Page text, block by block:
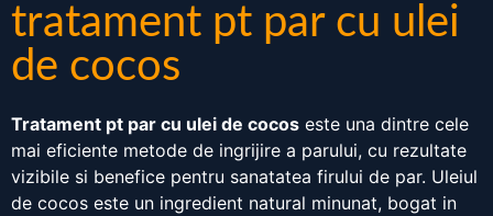
tratament pt par cu ulei
de cocos
Tratament pt par cu ulei de cocos este una dintre cele
mai eficiente metode de ingrijire a parului, cu rezultate
vizibile si benefice pentru sanatatea firului de par. Uleiul
de cocos este un ingredient natural minunat, bogat in